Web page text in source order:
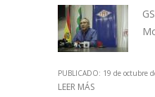
PUBLICADO: 19 de octubre
LEER MÁS